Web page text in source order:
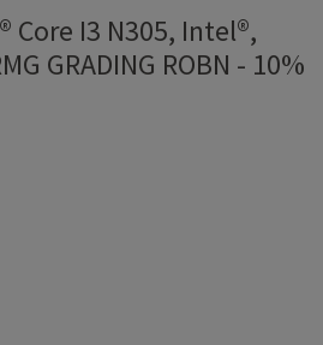
Core I3 N305, Intel®,
GRADING ROBN - 10%